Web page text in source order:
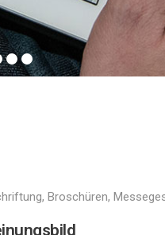
Broschüren,